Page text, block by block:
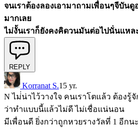
จนเราต้องลองเอามาถามเพื่อนๆจีบัน
มากเลย
ไม่งั้นเราก็ยังคงคิดวนมันต่อไปนั่นแหล
REPLY
Korranat S.15 yr.
N ไม่่น่าไว้วางใจ คนเราโตแล้ว ต้องรู้
ว่าทำแบบนี้แล้วไม่ดี ไม่เชื่อแน่นอน
มีเพื่อนดี ยิ่งกว่าถูกหวยรางวัลที่ 1 อีก